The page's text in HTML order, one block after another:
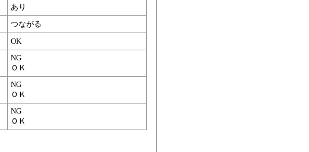
あり
つながる
OK
NG
ＯＫ
NG
ＯＫ
NG
ＯＫ